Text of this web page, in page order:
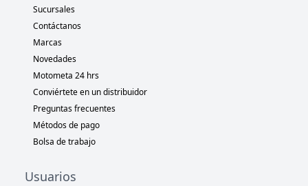
Sucursales
Contáctanos
Marcas
Novedades
Motometa 24 hrs
Conviértete en un distribuidor
Preguntas frecuentes
Métodos de pago
Bolsa de trabajo
Usuarios